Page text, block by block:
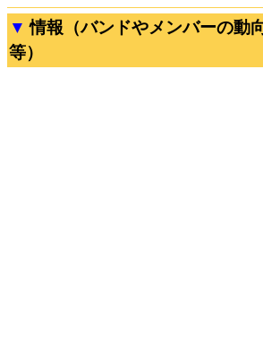
情報（バンドやメンバーの動
等）